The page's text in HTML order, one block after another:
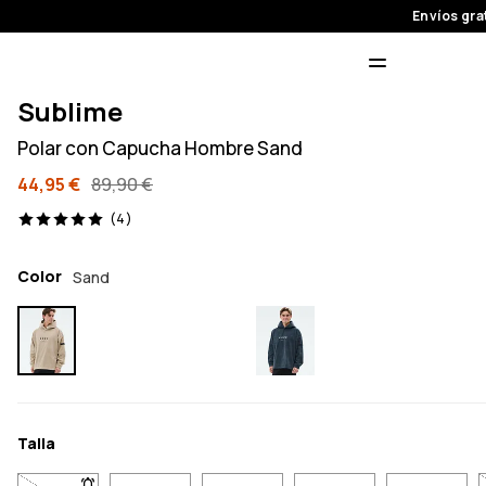
Envíos
Sublime
Polar con Capucha Hombre Sand
44,95 € 89,90 €
(4)
4 opiniones, 5/5
Color Sand
Talla